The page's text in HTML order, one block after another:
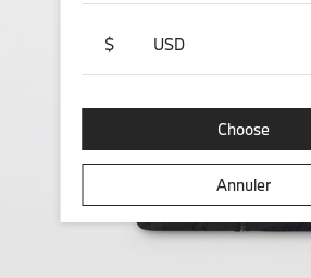
$ USD
Choose
Annuler